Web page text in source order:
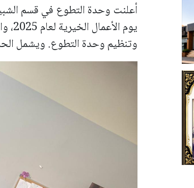
أعلنت وحدة التطوع في قسم
يوم
وتنظيم وحدة التطوع. ويشمل